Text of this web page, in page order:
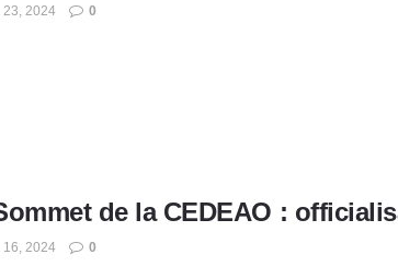
23, 2024 0
de la CEDEAO :
16, 2024 0